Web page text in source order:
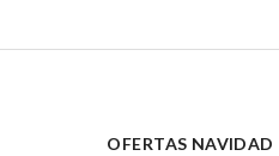
OFERTAS NAVIDAD